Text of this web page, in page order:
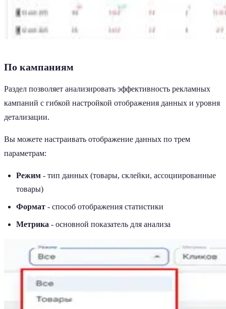
По кампаниям
Раздел позволяет анализировать эффективность рекламных
кампаний с гибкой настройкой отображения данных и уровня
детализации.
Вы можете настраивать отображение данных по трем
параметрам:
Режим - тип данных (товары, склейки, ассоциированные
товары)
Формат - способ отображения статистики
Метрика - основной показатель для анализа